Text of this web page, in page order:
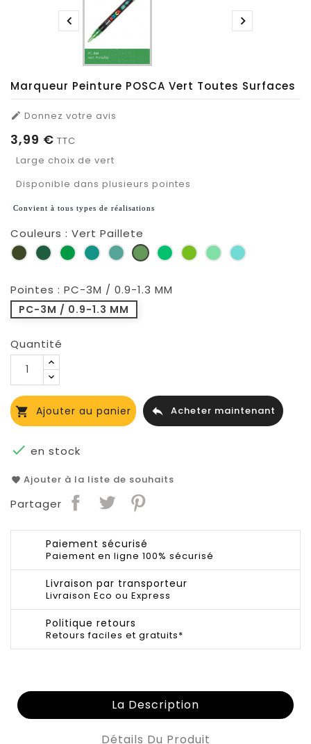
 
Marqueur Peinture POSCA Vert Toutes Surfaces
 Donnez votre avis
3,99 € TTC
Large choix de vert
Disponible dans plusieurs pointes
Convient à tous types de réalisations
Couleurs : Vert Paillete
Vert
Kaki
Vert
Anglais
Vert
Fonce
Vert
Emeraude
Vert
Metal
Vert
Paillete
Vert
Fluo
Vert
Pomme
Vert
Clair
Vert
Pointes : PC-3M / 0.9-1.3 MM
PC-3M / 0.9-1.3 MM
Quantité
 Ajouter au panier  Acheter maintenant
 en stock
favorite Ajouter à la liste de souhaits
Partager
Paiement sécurisé
Paiement en ligne 100% sécurisé
Livraison par transporteur
Livraison Eco ou Express
Politique retours
Retours faciles et gratuits*
La Description
Détails Du Produit